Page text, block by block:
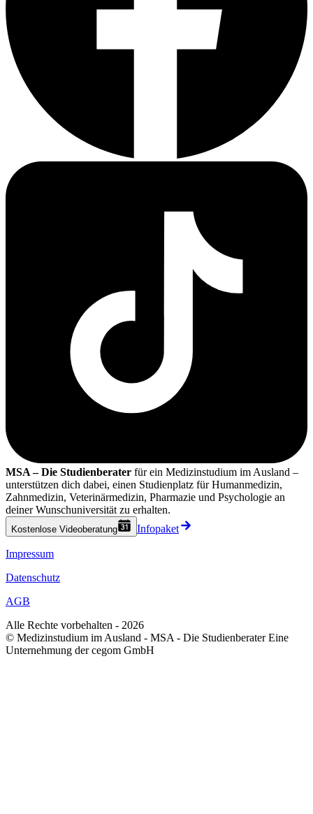
MSA – Die Studienberater für ein Medizinstudium im Ausland –
unterstützen dich dabei, einen Studienplatz für Humanmedizin,
Zahnmedizin, Veterinärmedizin, Pharmazie und Psychologie an
deiner Wunschuniversität zu erhalten.
Kostenlose Videoberatung Infopaket
Impressum
Datenschutz
AGB
Alle Rechte vorbehalten - 2026
© Medizinstudium im Ausland - MSA - Die Studienberater Eine
Unternehmung der cegom GmbH